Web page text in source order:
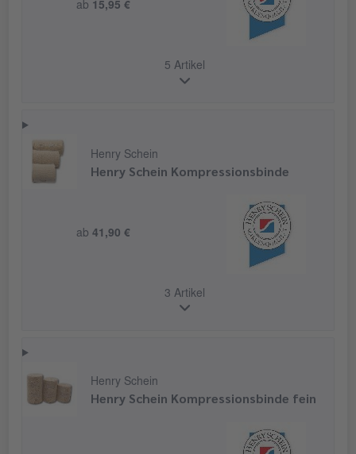
ab 15,95 €
5 Artikel
Henry Schein
Henry Schein Kompressionsbinde
ab 41,90 €
3 Artikel
Henry Schein
Henry Schein Kompressionsbinde fein